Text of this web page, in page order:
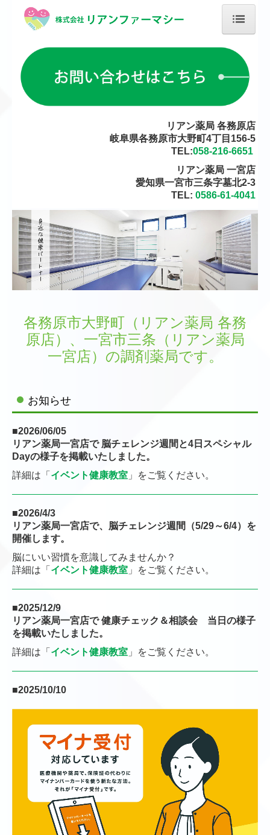
ホーム
当薬局について
店舗のご案内
薬剤師正社員募集 リアン薬局 各務原店
薬剤師パート募集 リアン薬局 各務原店
掲示事項
リアン薬局 各務原店
岐阜県各務原市大野町4丁目156-5
TEL:058-216-6651
リアン薬局 一宮店
愛知県一宮市三条字墓北2-3
TEL: 0586-61-4041
各務原市大野町（リアン薬局 各務
原店）、一宮市三条（リアン薬局
一宮店）の調剤薬局です。
お知らせ
■2026/06/05
リアン薬局一宮店で 脳チェレンジ週間と4日スペシャル
Dayの様子を掲載いたしました。
詳細は「 イベント健康教室 」をご覧ください。
■2026/4/3
リアン薬局一宮店で、脳チェレンジ週間（5/29～6/4）を
開催します。
脳にいい習慣を意識してみませんか？
詳細は 「 イベント健康教室 」 をご覧ください。
■2025/12/9
リアン薬局一宮店で 健康チェック＆相談会 当日の様子
を掲載いたしました。
詳細は「 イベント健康教室 」をご覧ください。
■2025/10/10
ナー）”で講演します。
詳細は「イベント健康教室」をご覧ください。
■2025/9/9
リアン薬局一宮店で 2025年12月4日（木）に “
チェックフェア
” を開催します。
今回はミニ講座が復活！詳細は「イベント健康教室」を